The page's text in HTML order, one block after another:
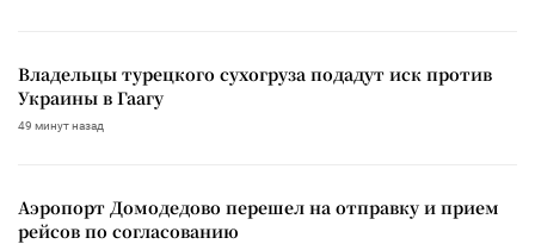
Владельцы турецкого сухогруза подадут иск против
Украины в Гаагу
49 минут назад
Аэропорт Домодедово перешел на отправку и прием
рейсов по согласованию